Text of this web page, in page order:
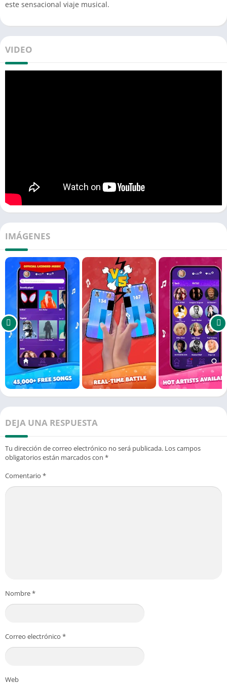
este sensacional viaje musical.
VIDEO
IMÁGENES
DEJA UNA RESPUESTA
Tu dirección de correo electrónico no será publicada. Los campos
obligatorios están marcados con *
Comentario *
Nombre*
Correo electrónico *
Web